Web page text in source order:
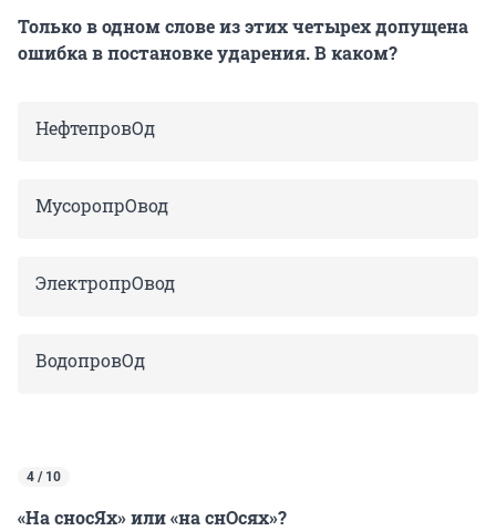
Только в одном слове из этих четырех допущена
ошибка в постановке ударения. В каком?
НефтепровОд
МусоропрОвод
ЭлектропрОвод
ВодопровОд
4 / 10
«На сносЯх» или «на снОсях»?